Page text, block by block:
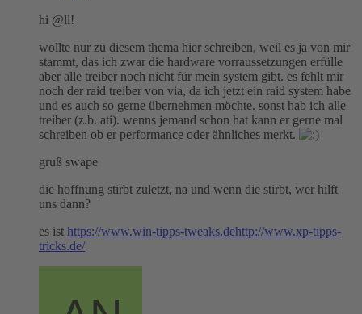
hi @ll!
wollte nur zu diesem thema hier schreiben, weil es ja von mir
stammt, das ich zwar die hardware vorraussetzungen erfülle
aber alle treiber noch nicht für mein system gibt. es fehlt mir
noch der raid treiber von via, da ich jetzt ein raid system habe
und es auch so gerne übernehmen möchte. sonst hab ich alle
treiber (z.b. ati). wenns jemand schon hat kann er gerne mal
schreiben ob er performance oder ähnliches merkt.
gruß swape
die hoffnung stirbt zuletzt, na und wenn die stirbt, wer hilft
uns dann?
es ist https://www.win-tipps-tweaks.dehttp://www.xp-tipps-
tricks.de/